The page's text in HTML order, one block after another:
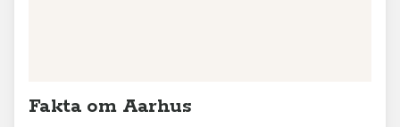
Fakta om Aarhus